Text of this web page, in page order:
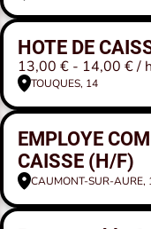
HOTE DE
13,00 € - 14,00 € /
TOUQUES, 14
EMPLOYE
CAISSE (H/F)
CAUMONT-SUR-AURE,